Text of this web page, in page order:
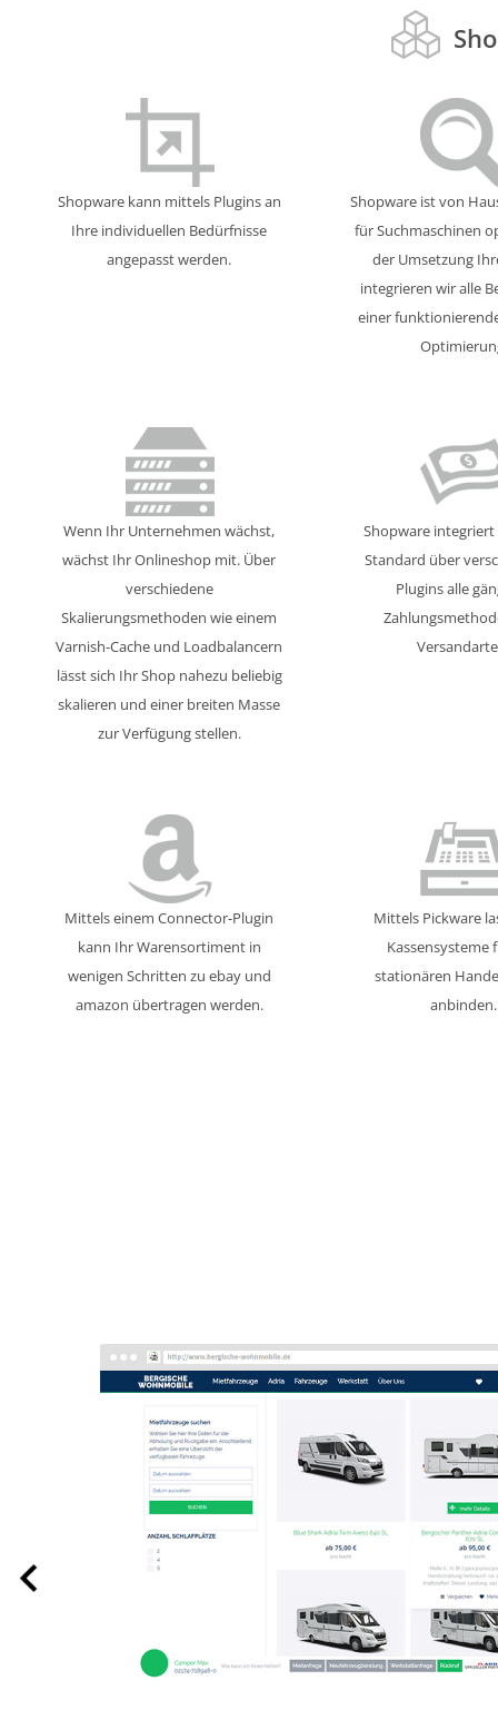
Shopware kann mittels Plugins an
Ihre individuellen Bedürfnisse
angepasst werden.
Shopware ist von
für Suchmaschinen
der Umsetzung
integrieren wir alle
einer
Wenn Ihr Unternehmen wächst,
wächst Ihr Onlineshop mit. Über
verschiedene
Skalierungsmethoden wie einem
Varnish-Cache und Loadbalancern
lässt sich Ihr Shop nahezu beliebig
skalieren und einer breiten Masse
zur Verfügung stellen.
Shopware
Standard über
Plugins alle
Mittels einem Connector-Plugin
kann Ihr Warensortiment in
wenigen Schritten zu ebay und
amazon übertragen werden.
Mittels Pickware
Kassensysteme
stationären
anbinden.